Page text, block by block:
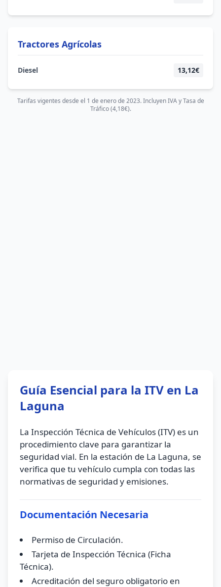
Tractores Agrícolas
Diesel 13,12€
Tarifas vigentes desde el 1 de enero de 2023. Incluyen IVA y Tasa de
Tráfico (4,18€).
Guía Esencial para la ITV en La
Laguna
La Inspección Técnica de Vehículos (ITV) es un
procedimiento clave para garantizar la
seguridad vial. En la estación de La Laguna, se
verifica que tu vehículo cumpla con todas las
normativas de seguridad y emisiones.
Documentación Necesaria
Permiso de Circulación.
Tarjeta de Inspección Técnica (Ficha
Técnica).
Acreditación del seguro obligatorio en